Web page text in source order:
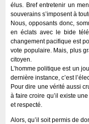
élus. Bref entretenir un
souverains s’imposent à
Nous, opposants donc,
en éclats avec le bide
changement pacifique est
vote populaire. Mais, plus
citoyen.
L’homme politique est un
dernière instance, c’est
Pour dire une vérité aussi
à faire croire qu’il existe
et respecté.
Alors, qu’il soit permis de